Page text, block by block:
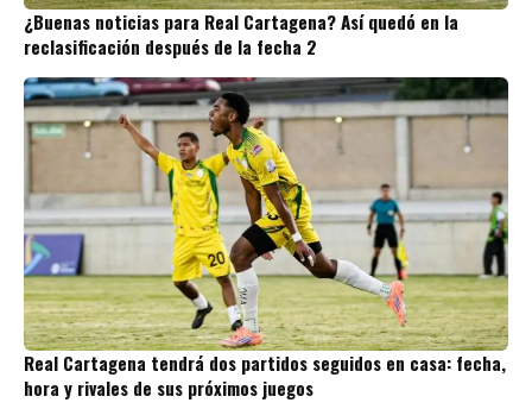
¿Buenas noticias para Real Cartagena? Así quedó en la
reclasificación después de la fecha 2
Real Cartagena tendrá dos partidos seguidos en casa: fecha,
hora y rivales de sus próximos juegos